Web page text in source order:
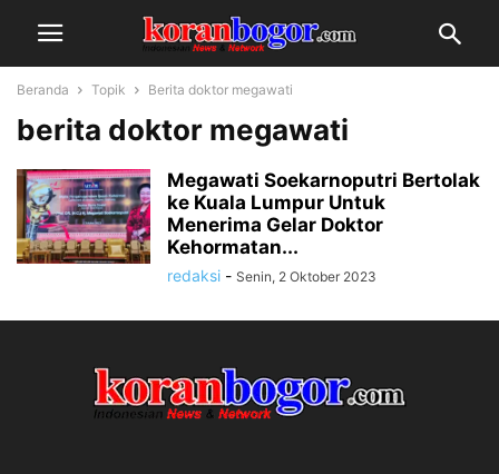
Beranda Topik Berita doktor megawati
berita doktor megawati
Megawati Soekarnoputri Bertolak
ke Kuala Lumpur Untuk
Menerima Gelar Doktor
Kehormatan...
redaksi - Senin, 2 Oktober 2023